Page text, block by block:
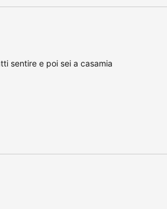
sentire e poi sei a casamia